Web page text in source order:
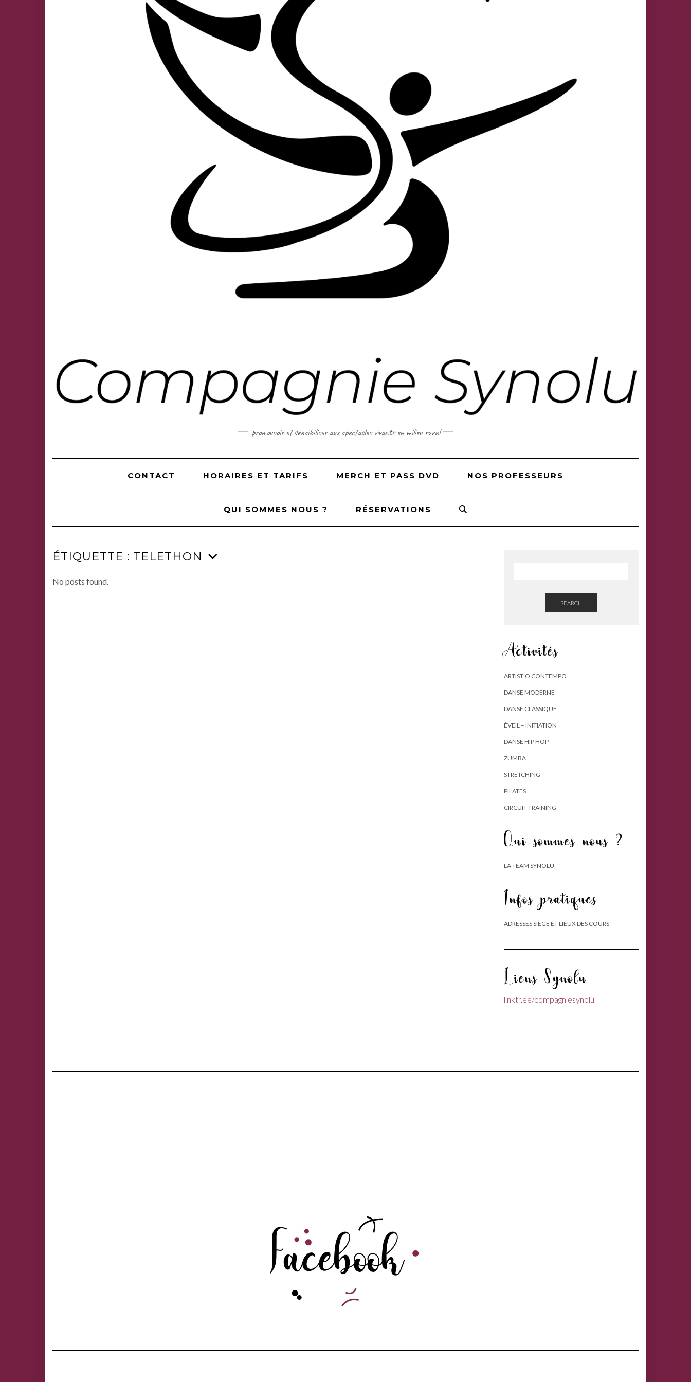
promouvoir et sensibiliser aux spectacles vivants en milieu rural
CONTACT HORAIRES ET TARIFS MERCH ET PASS DVD NOS PROFESSEURS
QUI SOMMES NOUS ? RÉSERVATIONS
ÉTIQUETTE : TELETHON
No posts found.
SEARCH
Activités
ARTIST’O CONTEMPO
DANSE MODERNE
DANSE CLASSIQUE
ÉVEIL – INITIATION
DANSE HIP HOP
ZUMBA
STRETCHING
PILATES
CIRCUIT TRAINING
Qui sommes nous ?
LA TEAM SYNOLU
Infos pratiques
ADRESSES SIÈGE ET LIEUX DES COURS
Liens Synolu
linktr.ee/compagniesynolu